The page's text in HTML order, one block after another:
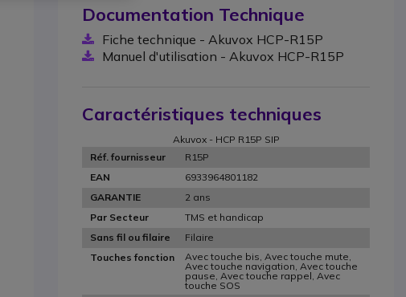
Documentation Technique
Fiche technique - Akuvox HCP-R15P
Manuel d'utilisation - Akuvox HCP-R15P
Caractéristiques techniques
Akuvox - HCP R15P SIP
Réf. fournisseur
R15P
EAN
6933964801182
GARANTIE
2 ans
Par Secteur
TMS et handicap
Sans fil ou filaire
Filaire
Touches fonction
Avec touche bis, Avec touche mute,
Avec touche navigation, Avec touche
pause, Avec touche rappel, Avec
touche SOS